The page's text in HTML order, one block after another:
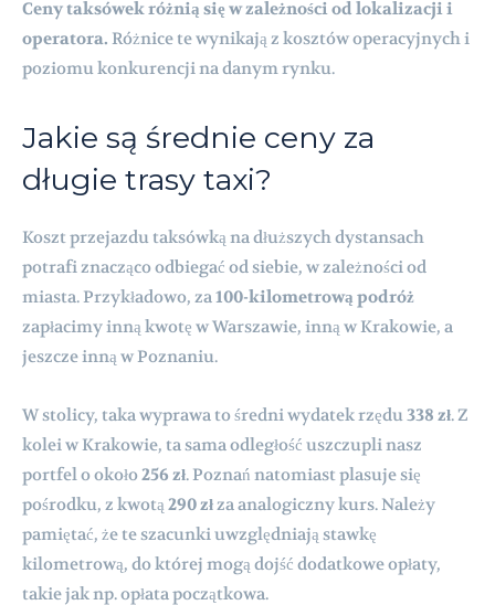
Ceny taksówek różnią się w zależności od lokalizacji i
operatora. Różnice te wynikają z kosztów operacyjnych i
poziomu konkurencji na danym rynku.
Jakie są średnie ceny za
długie trasy taxi?
Koszt przejazdu taksówką na dłuższych dystansach
potrafi znacząco odbiegać od siebie, w zależności od
miasta. Przykładowo, za100-kilometrową podróż
zapłacimy inną kwotę w Warszawie, inną w Krakowie, a
jeszcze inną w Poznaniu.
W stolicy, taka wyprawa to średni wydatek rzędu338 zł. Z
kolei w Krakowie, ta sama odległość uszczupli nasz
portfel o około256 zł. Poznań natomiast plasuje się
pośrodku, z kwotą 290 złza analogiczny kurs. Należy
pamiętać, że te szacunki uwzględniają stawkę
kilometrową, do której mogą dojść dodatkowe opłaty,
takie jak np. opłata początkowa.